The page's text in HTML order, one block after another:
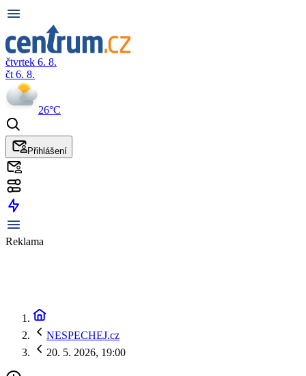
čtvrtek 6. 8.
čt 6. 8.
26°C
Přihlášení
Reklama
NESPECHEJ.cz
20. 5. 2026, 19:00